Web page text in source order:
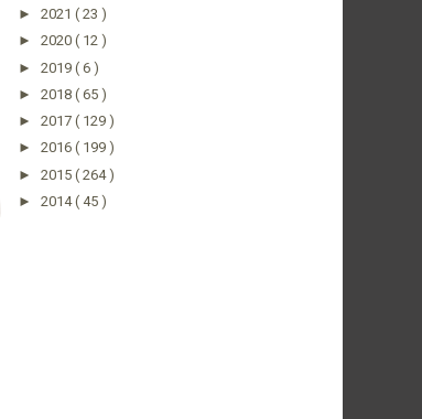
► 2021 ( 23 )
► 2020 ( 12 )
► 2019 ( 6 )
► 2018 ( 65 )
► 2017 ( 129 )
► 2016 ( 199 )
► 2015 ( 264 )
► 2014( 45 )